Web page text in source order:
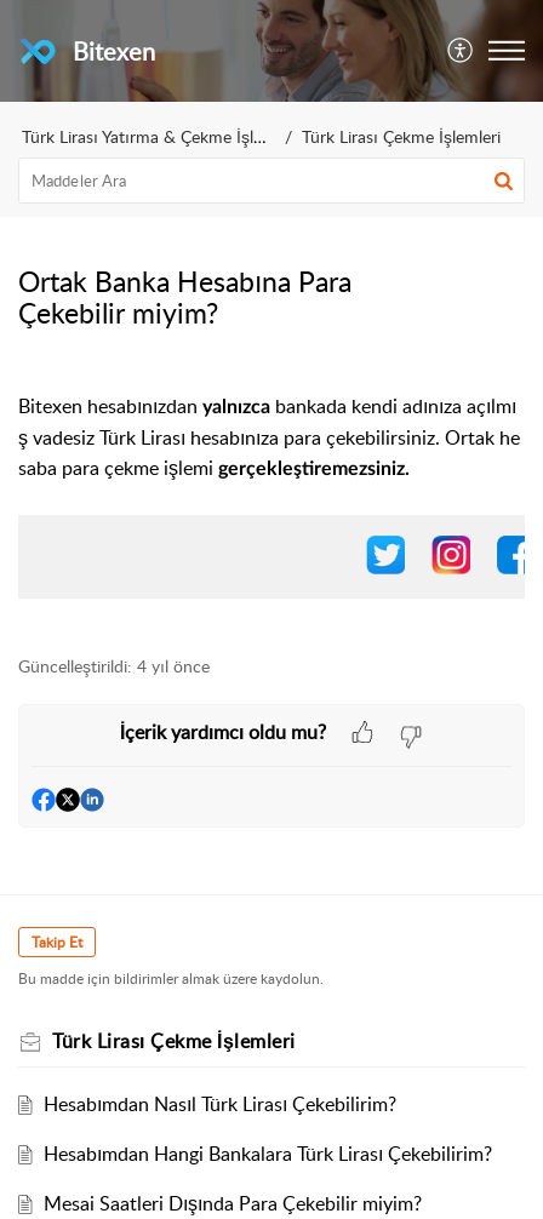
Bitexen
Türk Lirası Yatırma & Çekme İşlemleri Türk Lirası Çekme İşlemleri
Ortak Banka Hesabına Para
Çekebilir miyim?
Bitexen hesabınızdan yalnızca bankada kendi adınıza açılmı
ş vadesiz Türk Lirası hesabınıza para çekebilirsiniz. Ortak he
saba para çekme işlemi gerçekleştiremezsiniz.
Güncelleştirildi: 4 yıl önce
İçerik yardımcı oldu mu?
Takip Et
Bu madde için bildirimler almak üzere kaydolun.
Türk Lirası Çekme İşlemleri
Hesabımdan Nasıl Türk Lirası Çekebilirim?
Hesabımdan Hangi Bankalara Türk Lirası Çekebilirim?
Mesai Saatleri Dışında Para Çekebilir miyim?